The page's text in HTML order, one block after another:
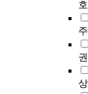
호
주
권
상